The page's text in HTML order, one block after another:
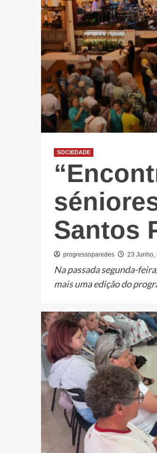
SOCIEDADE
Santos
progressoparedes 23 Junho,
Na passada segunda-
mais uma edição do